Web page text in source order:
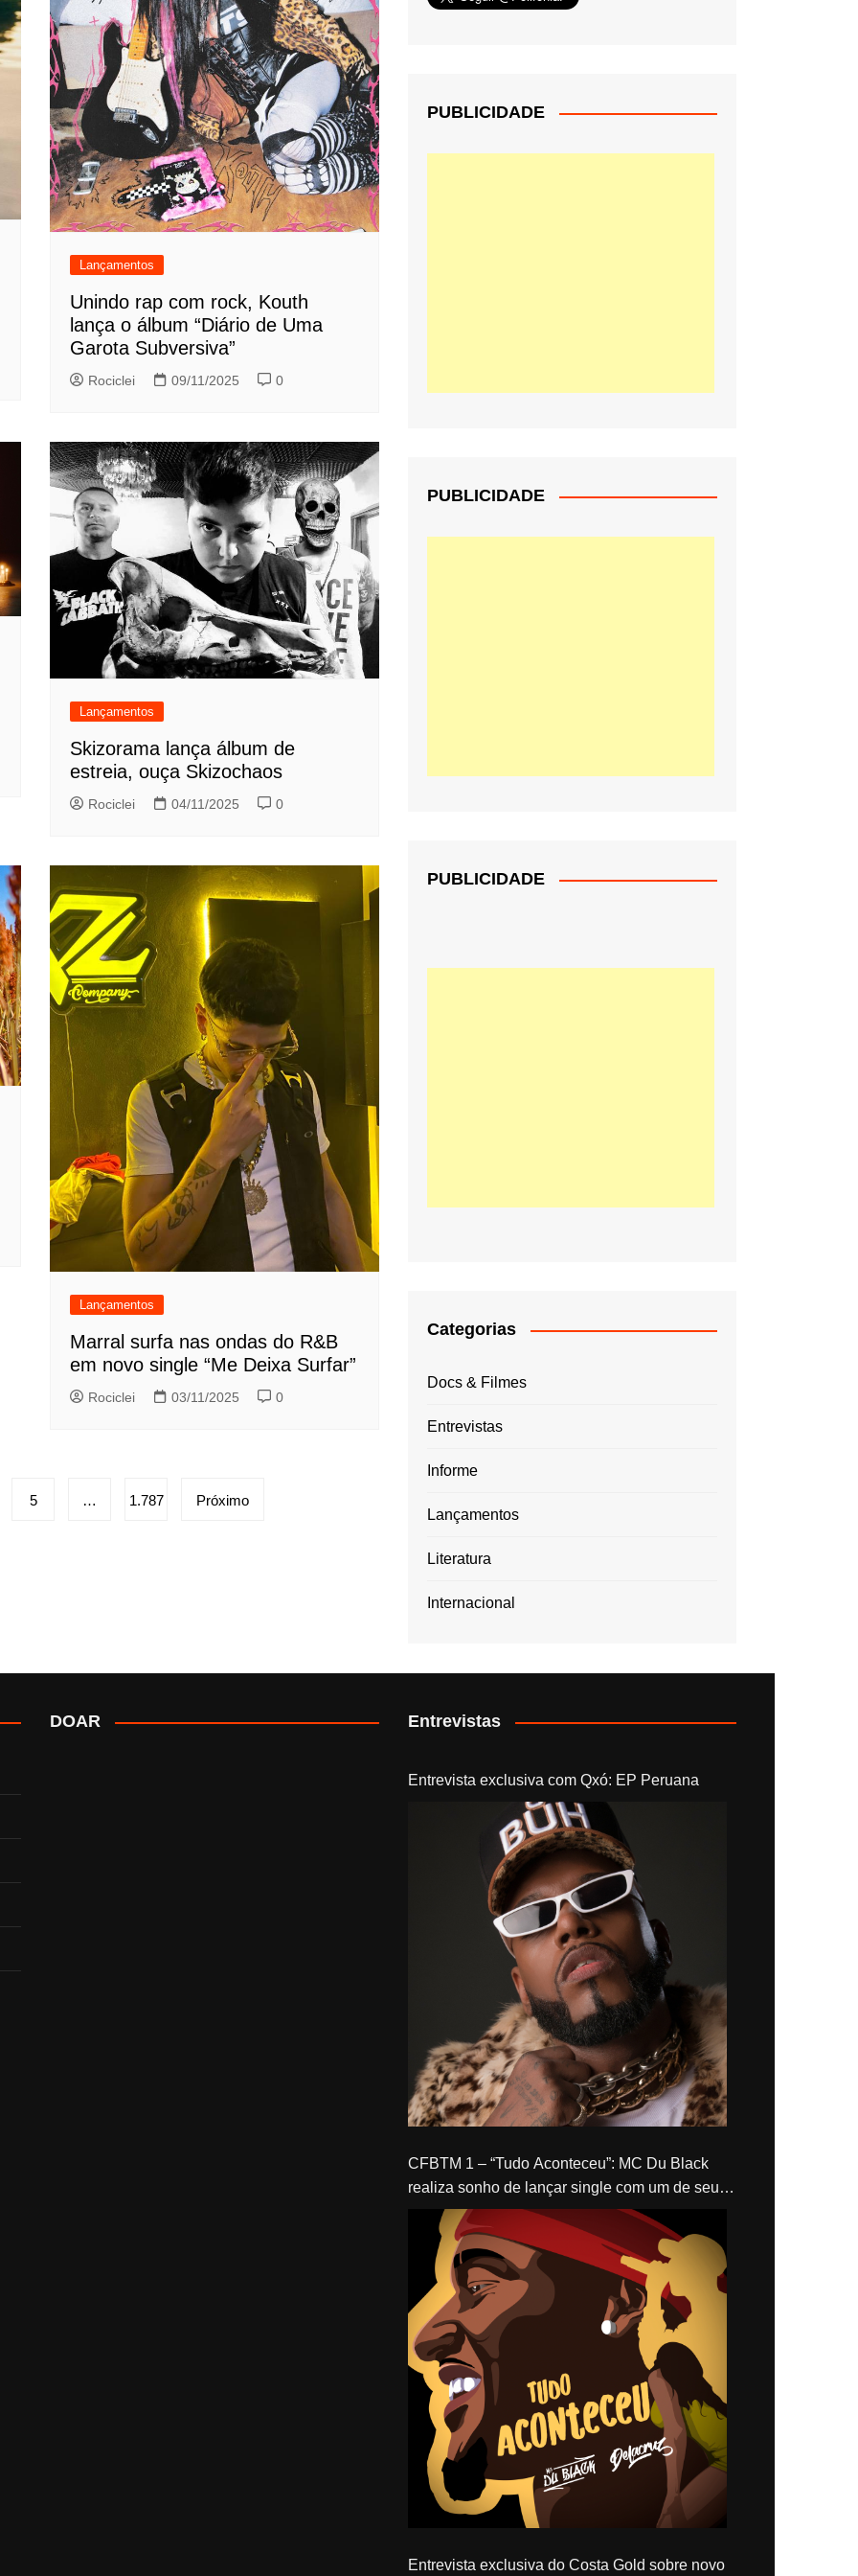
Lançamentos
Unindo rap com rock, Kouth
lança o álbum “Diário de Uma
Garota Subversiva”
Rociclei 09/11/2025 0
Lançamentos
Skizorama lança álbum de
estreia, ouça Skizochaos
Rociclei 04/11/2025 0
Lançamentos
Marral surfa nas ondas do R&B
em novo single “Me Deixa Surfar”
Rociclei 03/11/2025 0
5 … 1.787 Próximo
PUBLICIDADE
PUBLICIDADE
PUBLICIDADE
Categorias
Docs & Filmes
Entrevistas
Informe
Lançamentos
Literatura
Internacional
DOAR Entrevistas
Entrevista exclusiva com Qxó: EP Peruana
CFBTM 1 – “Tudo Aconteceu”: MC Du Black
realiza sonho de lançar single com um de seus
ídolos, Delacruz
Entrevista exclusiva do Costa Gold sobre novo